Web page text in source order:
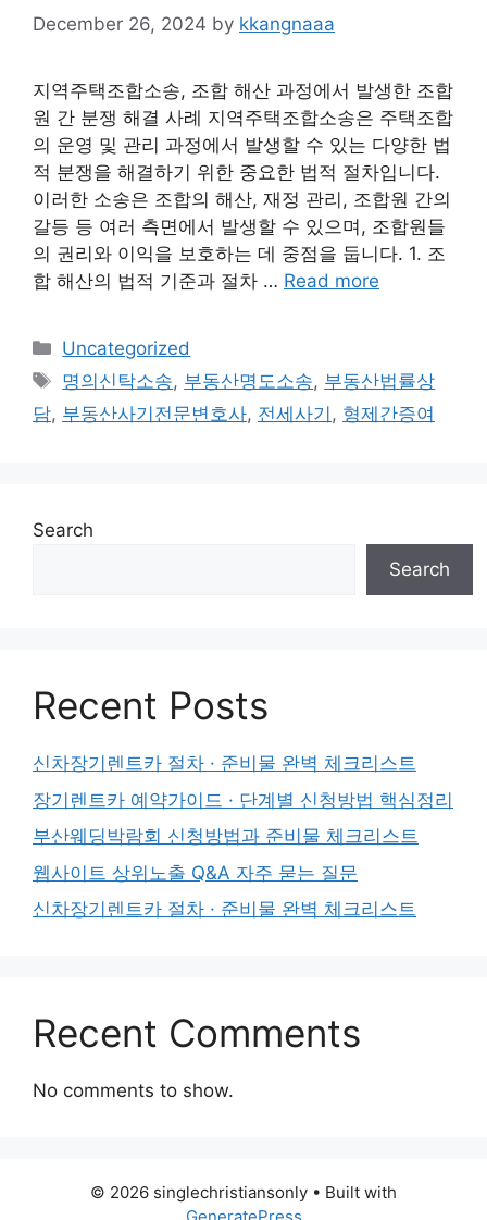
December 26, 2024 by kkangnaaa
지역주택조합소송, 조합 해산 과정에서 발생한 조합
원 간 분쟁 해결 사례 지역주택조합소송은 주택조합
의 운영 및 관리 과정에서 발생할 수 있는 다양한 법
적 분쟁을 해결하기 위한 중요한 법적 절차입니다.
이러한 소송은 조합의 해산, 재정 관리, 조합원 간의
갈등 등 여러 측면에서 발생할 수 있으며, 조합원들
의 권리와 이익을 보호하는 데 중점을 둡니다. 1. 조
합 해산의 법적 기준과 절차 … Read more
Categories
Uncategorized
Tags
명의신탁소송, 부동산명도소송, 부동산법률상
담, 부동산사기전문변호사, 전세사기 , 형제간증여
Search
Search
Recent Posts
신차장기렌트카 절차 · 준비물 완벽 체크리스트
장기렌트카 예약가이드 · 단계별 신청방법 핵심정리
부산웨딩박람회 신청방법과 준비물 체크리스트
웹사이트 상위노출 Q&A 자주 묻는 질문
신차장기렌트카 절차 · 준비물 완벽 체크리스트
Recent Comments
No comments to show.
© 2026 singlechristiansonly • Built with